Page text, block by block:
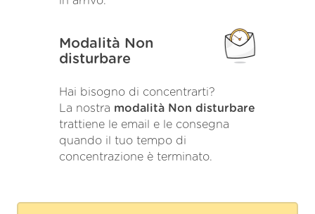
Modalità Non
disturbare
Hai bisogno di concentrarti?
La nostra modalità Non disturbare
trattiene le email e le consegna
quando il tuo tempo di
concentrazione è terminato.